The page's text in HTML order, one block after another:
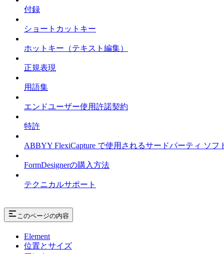
付録
ショートカットキー
ホットキー（テキスト編集）
正規表現
用語集
エンドユーザー使用許諾契約
特許
ABBYY FlexiCapture で使用されるサードパーティ ソ
FormDesignerの購入方法
テクニカルサポート
このページの内容
Element
位置とサイズ